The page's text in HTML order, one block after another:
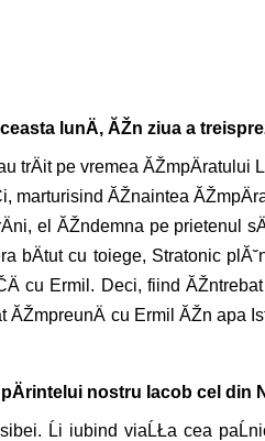
lunÄ, ĂŽn ziua a
trÄit pe vremea ĂŽmpÄratului
marturisind ĂŽnaintea
el ĂŽndemna pe prietenul
bÄtut cu toiege, Stratonic
cu Ermil. Deci, fiind ĂŽntrebat
ĂŽmpreunÄ cu Ermil ĂŽn apa
nostru Iacob cel din
Ĺi iubind viaĹŁa cea